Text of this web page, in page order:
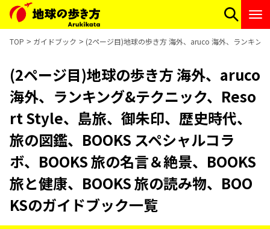
TOP ガイドブック (2ページ目)地球の歩き方 海外、aruco 海外、ランキン
(2ページ目)地球の歩き方 海外、aruco
海外、ランキング&テクニック、Reso
rt Style、島旅、御朱印、歴史時代、
旅の図鑑、BOOKS スペシャルコラ
ボ、BOOKS 旅の名言＆絶景、BOOKS
旅と健康、BOOKS 旅の読み物、BOO
KSのガイドブック一覧